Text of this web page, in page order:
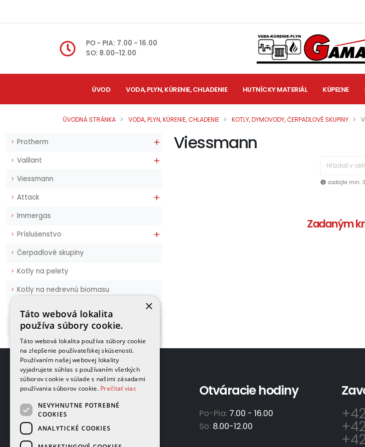
PO - PIA: 7.00 - 16.00
SO: 8.00-12.00
ÚVOD VODA, PLYN, KÚRENIE, CHLADENIE HUTNÍCKY MATERIÁL KÚPEĽNE
ÚVODNÁ STRÁNKA VODA, PLYN, KÚRENIE, CHLADENIE KOTLY, DYMOVODY, ČERPADLOVÉ SKUPINY
Protherm 
Vaillant 
Viessmann
Attack

Immergas
Príslušenstvo

Čerpadlové skupiny
Kotly na pelety
Kotly na nedrevnú biomasu
MODRATHERM
Plynové vykurovacie telesá
Viessmann
zadajte min.
Zadaným
Adresa
GAMAPLYN s.r.o.
Železničná 570/8
Otváracie hodiny
Po-Pia: 7.00 - 16.00
So: 8.00-12.00
×
Táto webová lokalita
používa súbory cookie.
Táto webová lokalita používa súbory cookie
na zlepšenie používateľskej skúsenosti.
Používaním našej webovej lokality
vyjadrujete súhlas s používaním všetkých
súborov cookie v súlade s našimi zásadami
používania súborov cookie. Prečítať viac
NEVYHNUTNE POTREBNÉ
COOKIES
ANALYTICKÉ COOKIES